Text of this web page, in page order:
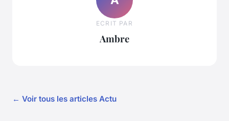
ECRIT PAR
Ambre
← Voir tous les articles Actu